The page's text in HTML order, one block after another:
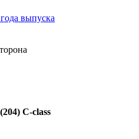
(204) C-class